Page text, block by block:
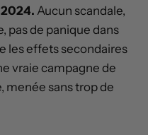
Aucun scandale,
pas de panique dans
les effets secondaires
vraie campagne de
menée sans trop de